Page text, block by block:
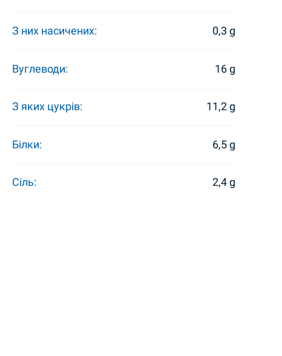
З них насичених: 0,3 g
Вуглеводи: 16 g
З яких цукрів: 11,2 g
Білки: 6,5 g
Сіль: 2,4 g